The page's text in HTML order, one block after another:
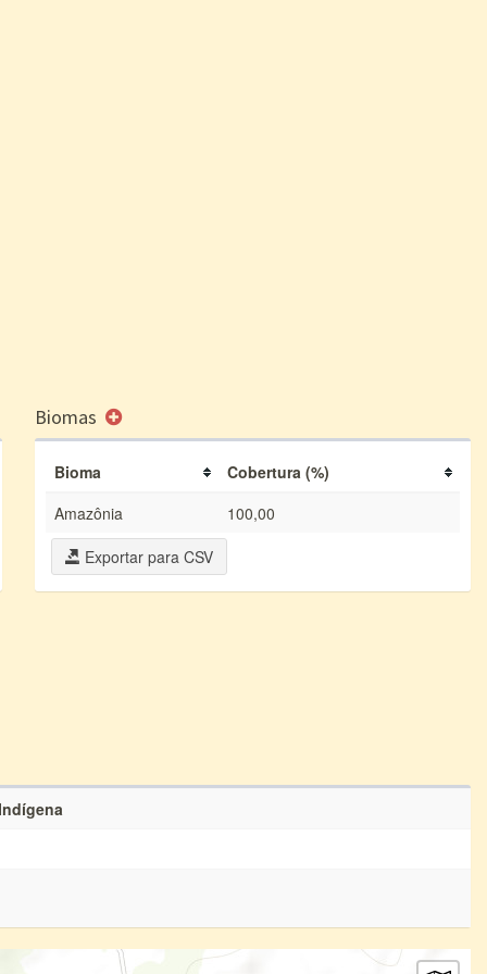
Biomas
Bioma
Cobertura (%)
Amazônia
100,00
Exportar para CSV